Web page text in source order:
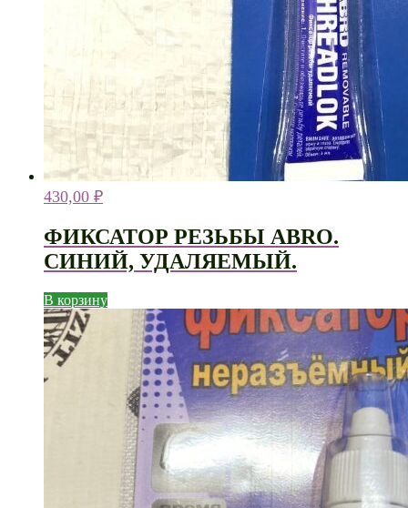
430,00 ₽
ФИКСАТОР РЕЗЬБЫ ABRO.
СИНИЙ, УДАЛЯЕМЫЙ.
В корзину